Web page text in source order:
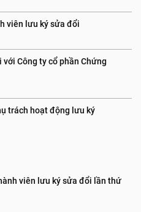
viên lưu ký sửa đổi
Công ty cổ phần Chứng
trách hoạt động lưu ký
viên lưu ký sửa đổi lần thứ